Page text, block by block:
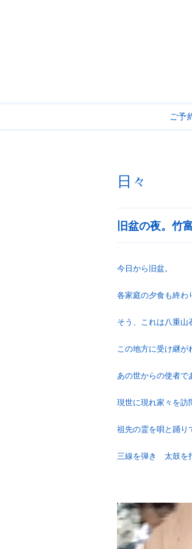
ご予
日々
旧盆の夜。竹
今日から旧盆。
各家庭の夕食も終わ
そう、これは八重山
この地方に受け継が
あの世からの使者で
現世に現れ家々を訪
祖先の霊を唄と踊り
三線を弾き 太鼓を